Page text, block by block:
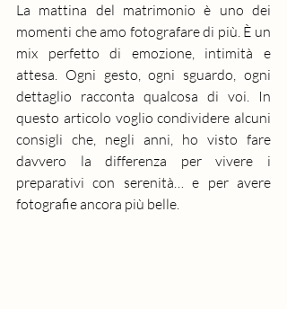
La mattina del matrimonio è uno dei
momenti che amo fotografare di più. È un
mix perfetto di emozione, intimità e
attesa. Ogni gesto, ogni sguardo, ogni
dettaglio racconta qualcosa di voi. In
questo articolo voglio condividere alcuni
consigli che, negli anni, ho visto fare
davvero la differenza per vivere i
preparativi con serenità… e per avere
fotografie ancora più belle.